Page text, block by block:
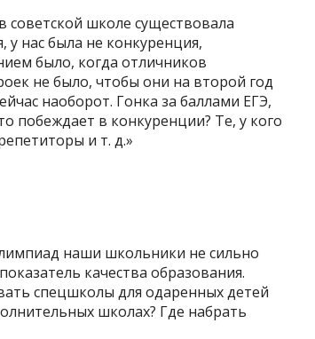
советской школе существовала
у нас была не конкуренция,
было, когда отличников
не было, чтобы они на второй год
наоборот. Гонка за баллами ЕГЭ,
побеждает в конкуренции? Те, у кого
и т. д.»
наши школьники не сильно
качества образования.
спецшколы для одаренных детей
школах? Где набрать